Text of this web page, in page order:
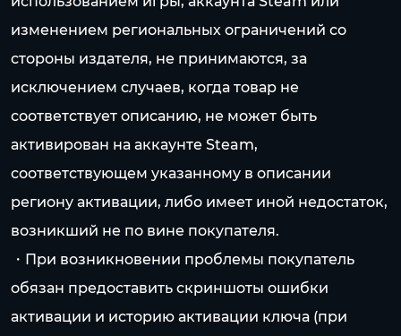
изменением региональных ограничений со
стороны издателя, не принимаются, за
исключением случаев, когда товар не
соответствует описанию, не может быть
активирован на аккаунте Steam,
соответствующем указанному в описании
региону активации, либо имеет иной недостаток,
возникший не по вине покупателя.
・При возникновении проблемы покупатель
обязан предоставить скриншоты ошибки
активации и историю активации ключа (при